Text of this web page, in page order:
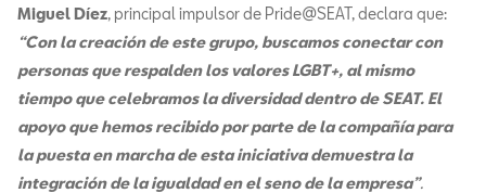
Miguel Díez, principal impulsor de Pride@SEAT, declara que:
“Con la creación de este grupo, buscamos conectar con
personas que respalden los valores LGBT+, al mismo
tiempo que celebramos la diversidad dentro de SEAT. El
apoyo que hemos recibido por parte de la compañía para
la puesta en marcha de esta iniciativa demuestra la
integración de la igualdad en el seno de la empresa”.